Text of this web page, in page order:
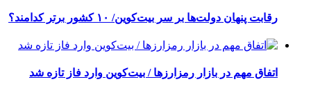
رقابت پنهان دولت‌ها بر سر بیت‌کوین/ ۱۰ کشور برتر کدامند؟
اتفاق مهم در بازار رمزارزها / بیت‌کوین وارد فاز تازه شد